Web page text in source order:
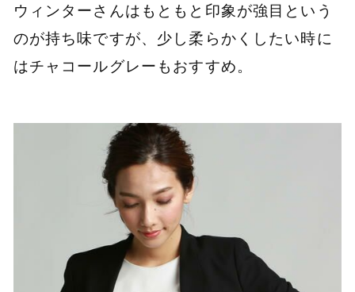
ウィンターさんはもともと印象が強目という
のが持ち味ですが、少し柔らかくしたい時に
はチャコールグレーもおすすめ。